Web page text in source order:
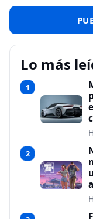
Lo más
1
2